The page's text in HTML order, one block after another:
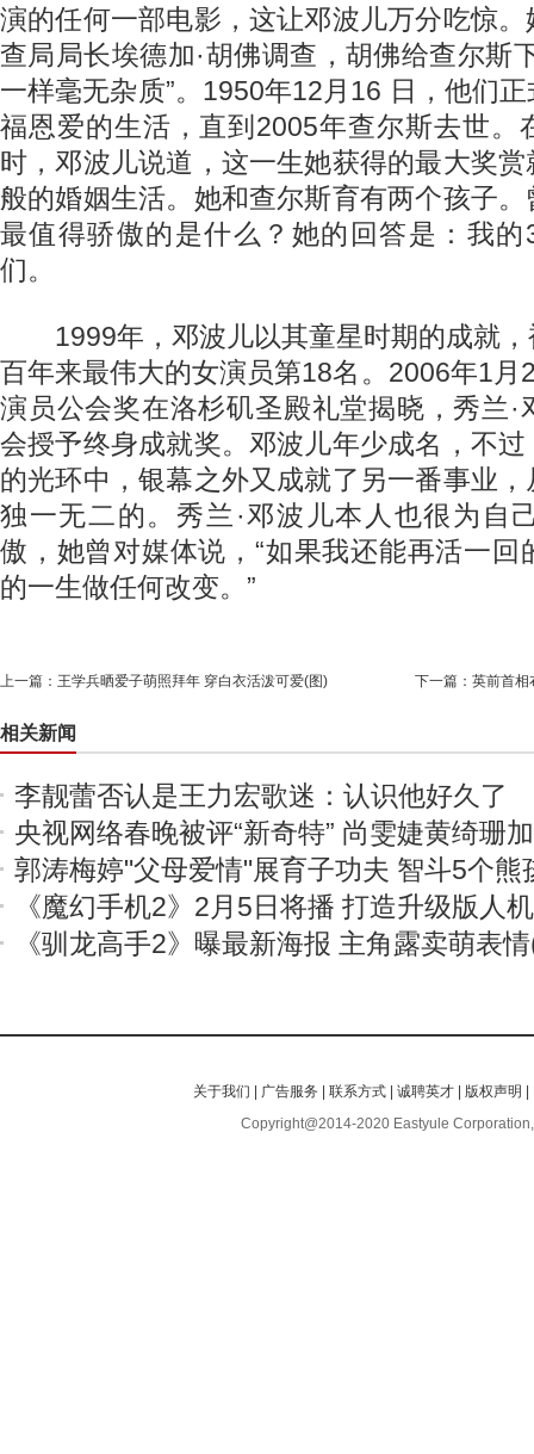
演的任何一部电影，这让邓波儿万分吃惊
查局局长埃德加·胡佛调查，胡佛给查尔斯
一样毫无杂质”。1950年12月16 日，他们
福恩爱的生活，直到2005年查尔斯去世。
时，邓波儿说道，这一生她获得的最大奖
般的婚姻生活。她和查尔斯育有两个孩子
最值得骄傲的是什么？她的回答是：我
们。
1999年，邓波儿以其童星时期的成就，
百年来最伟大的女演员第18名。2006年1月
演员公会奖在洛杉矶圣殿礼堂揭晓，秀兰·
会授予终身成就奖。邓波儿年少成名，不
的光环中，银幕之外又成就了另一番事业
独一无二的。秀兰·邓波儿本人也很为自
傲，她曾对媒体说，“如果我还能再活一回
的一生做任何改变。”
上一篇： 王学兵晒爱子萌照拜年 穿白衣活泼可爱(图) 下一篇： 英前首相
相关新闻
李靓蕾否认是王力宏歌迷：认识他好久了
央视网络春晚被评“新奇特” 尚雯婕黄绮珊
郭涛梅婷"父母爱情"展育子功夫 智斗5个熊
《魔幻手机2》2月5日将播 打造升级版人
《驯龙高手2》曝最新海报 主角露卖萌表
关于我们 广告服务 |联系方式 |诚聘英才 版权声明
Copyright@2014-2020 Eastyule